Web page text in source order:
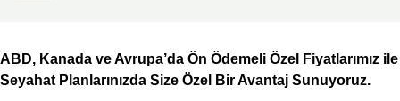
ABD, Kanada ve Avrupa’da Ön Ödemeli Özel Fiyatlarımız ile
Seyahat Planlarınızda Size Özel Bir Avantaj Sunuyoruz.